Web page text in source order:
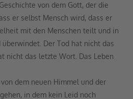
von dem Gott, der die
er selbst Mensch wird, dass er
mit den Menschen teilt und in
Der Tod hat nicht das
nicht das letzte Wort. Das Leben
dem neuen Himmel und der
in dem kein Leid noch